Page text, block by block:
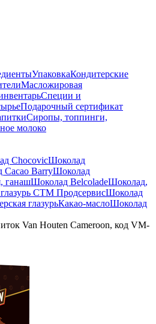
УпаковкаКондитерские
Масложировая
Специи и
Подарочный сертификат
Сиропы, топпинги,
молоко
ChocovicШоколад
Cacao BarryШоколад
ганашШоколад BelcoladeШоколад,
СТМ ПродсервисШоколад
глазурьКакао-маслоШоколад
Van Houten Cameroon, код VM-